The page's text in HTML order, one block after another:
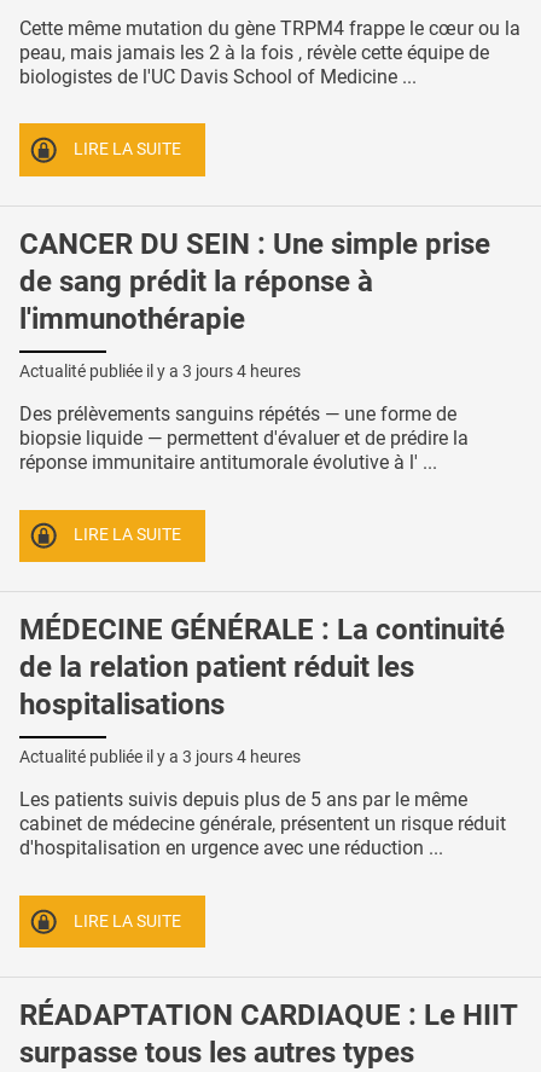
Cette même mutation du gène TRPM4 frappe le cœur ou la
peau, mais jamais les 2 à la fois , révèle cette équipe de
biologistes de l'UC Davis School of Medicine ...
LIRE LA SUITE
CANCER DU SEIN : Une simple prise
de sang prédit la réponse à
l'immunothérapie
Actualité publiée il y a 3 jours 4 heures
Des prélèvements sanguins répétés — une forme de
biopsie liquide — permettent d'évaluer et de prédire la
réponse immunitaire antitumorale évolutive à l' ...
LIRE LA SUITE
MÉDECINE GÉNÉRALE : La continuité
de la relation patient réduit les
hospitalisations
Actualité publiée il y a 3 jours 4 heures
Les patients suivis depuis plus de 5 ans par le même
cabinet de médecine générale, présentent un risque réduit
d'hospitalisation en urgence avec une réduction ...
LIRE LA SUITE
RÉADAPTATION CARDIAQUE : Le HIIT
surpasse tous les autres types